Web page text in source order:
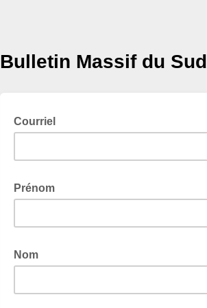
Bulletin Massif du Sud
Courriel
Prénom
Nom